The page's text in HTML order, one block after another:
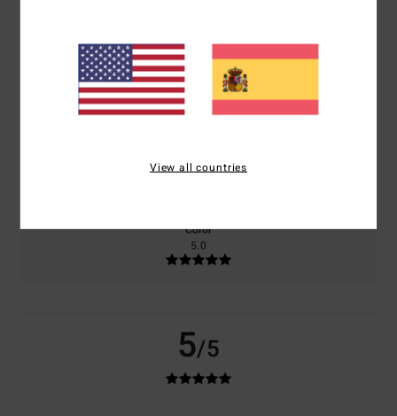
Comodidad
5.0
Relación calidad-precio
Color
5.0
5/5
View all countries